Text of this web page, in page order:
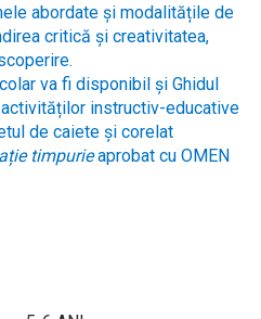
abordate și modalitățile de
critică și creativitatea,
va fi disponibil și Ghidul
instructiv-educative
de caiete și corelat
timpurieaprobat cu OMEN